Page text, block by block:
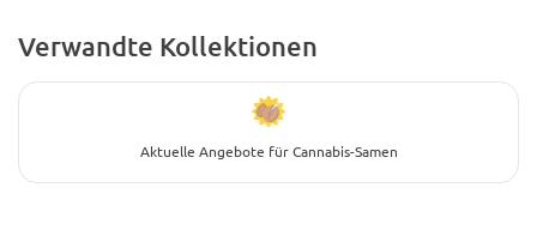
Verwandte Kollektionen
Aktuelle Angebote für Cannabis-Samen